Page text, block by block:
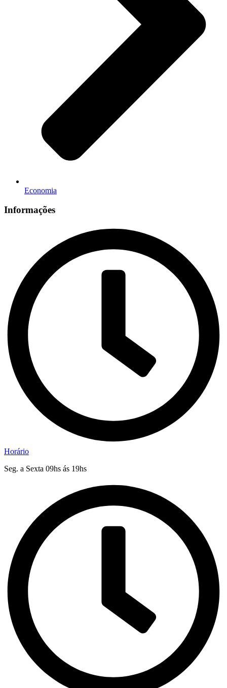
Economia
Informações
Horário
Seg. a Sexta 09hs ás 19hs